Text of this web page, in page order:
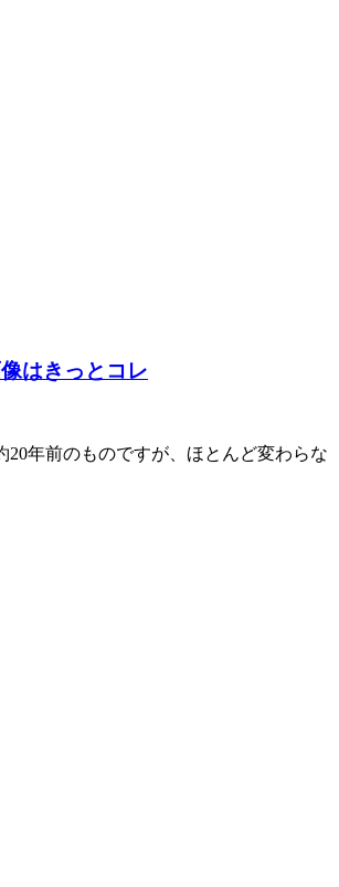
はきっとコレ
20年前のものですが、ほとんど変わらな